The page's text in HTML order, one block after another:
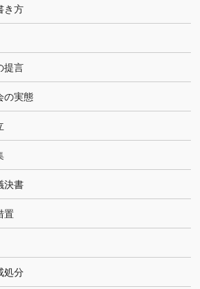
き方
提言
の実態
決書
置
処分